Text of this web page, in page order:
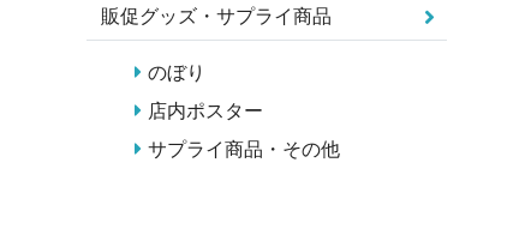
販促グッズ・サプライ商品
のぼり
店内ポスター
サプライ商品・その他